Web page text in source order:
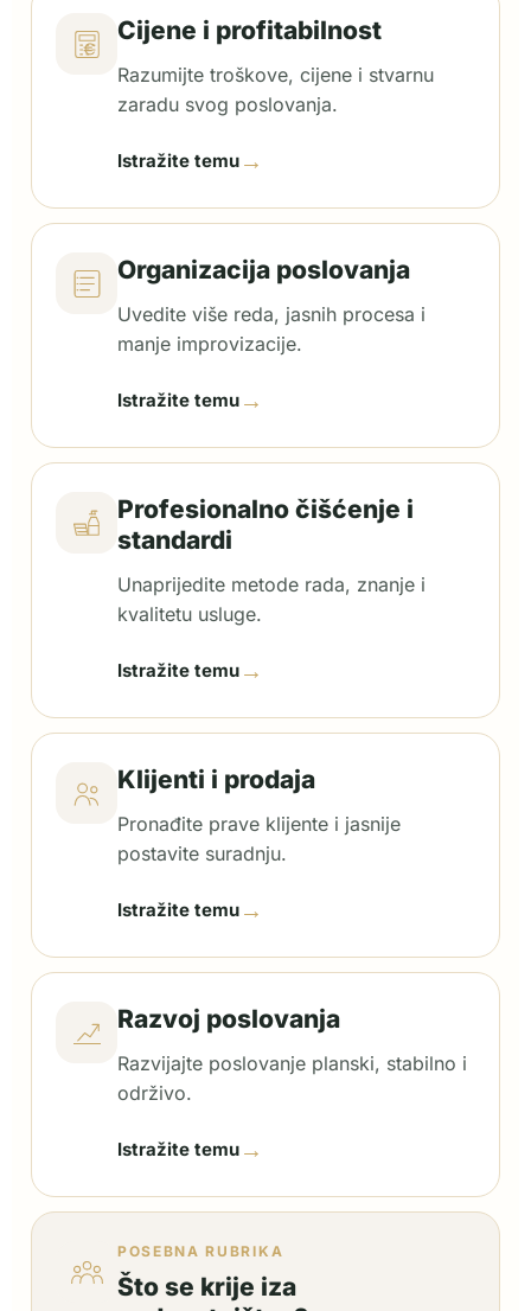
Cijene i profitabilnost
Razumijte troškove, cijene i stvarnu
zaradu svog poslovanja.
Istražite temu →
Organizacija poslovanja
Uvedite više reda, jasnih procesa i
manje improvizacije.
Istražite temu →
Profesionalno čišćenje i
standardi
Unaprijedite metode rada, znanje i
kvalitetu usluge.
Istražite temu →
Klijenti i prodaja
Pronađite prave klijente i jasnije
postavite suradnju.
Istražite temu →
Razvoj poslovanja
Razvijajte poslovanje planski, stabilno i
održivo.
Istražite temu →
POSEBNA RUBRIKA
Što se krije iza